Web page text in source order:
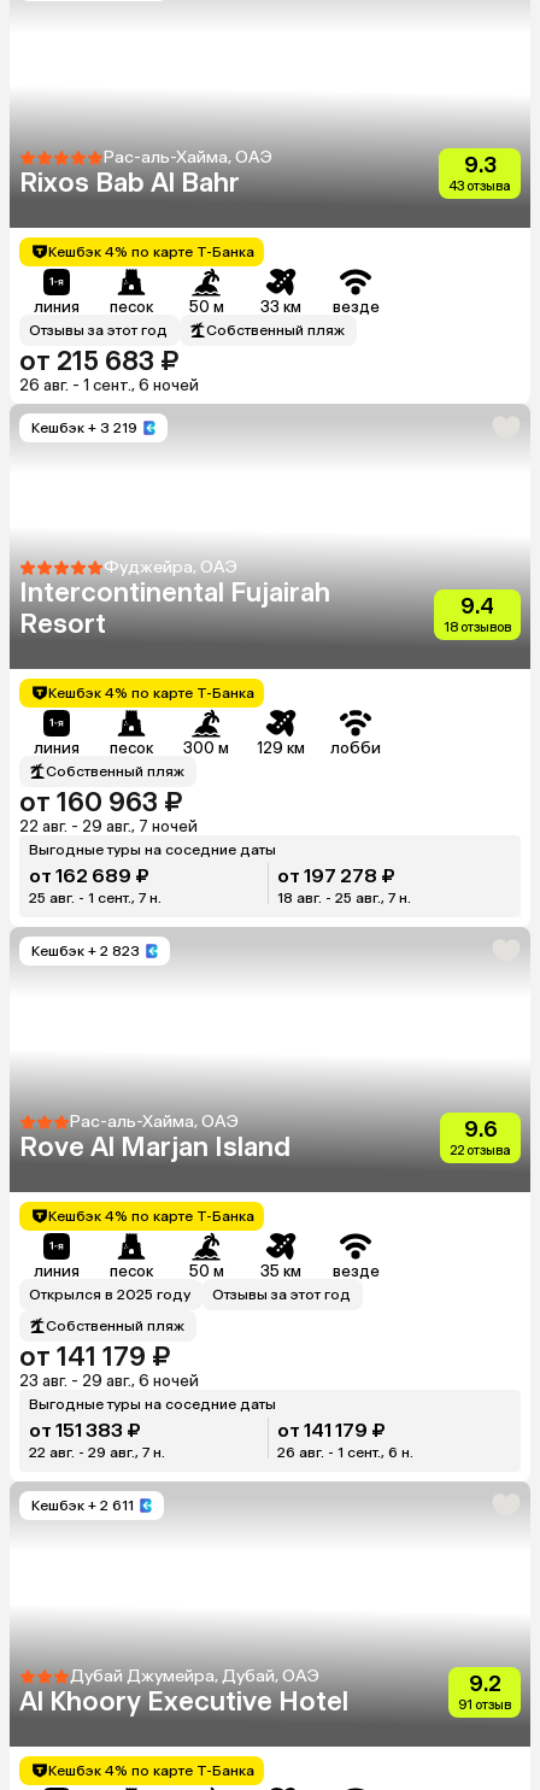
Рас-аль-Хайма, ОАЭ
Rixos Bab Al Bahr
9.3
43 отзыва
Кешбэк 4% по карте Т-Банка
линия песок 50 м 33 км везде
Отзывы за этот год Собственный пляж
от 215 683 ₽
26 авг. - 1 сент., 6 ночей
Кешбэк + 3 219
Фуджейра, ОАЭ
Intercontinental Fujairah
Resort
9.4
18 отзывов
Кешбэк 4% по карте Т-Банка
линия песок 300 м 129 км лобби
Собственный пляж
от 160 963 ₽
22 авг. - 29 авг., 7 ночей
Выгодные туры на соседние даты
от 162 689 ₽
25 авг. - 1 сент., 7 н.
от 197 278 ₽
18 авг. - 25 авг., 7 н.
Кешбэк + 2 823
Рас-аль-Хайма, ОАЭ
Rove Al Marjan Island
9.6
22 отзыва
Кешбэк 4% по карте Т-Банка
линия песок 50 м 35 км везде
Открылся в 2025 году
Отзывы за этот год
Собственный пляж
от 141 179 ₽
23 авг. - 29 авг., 6 ночей
Выгодные туры на соседние даты
от 151 383 ₽
22 авг. - 29 авг., 7 н.
от 141 179 ₽
26 авг. - 1 сент., 6 н.
Кешбэк + 2 611
Дубай Джумейра, Дубай, ОАЭ
Al Khoory Executive Hotel
9.2
91 отзыв
Кешбэк 4% по карте Т-Банка